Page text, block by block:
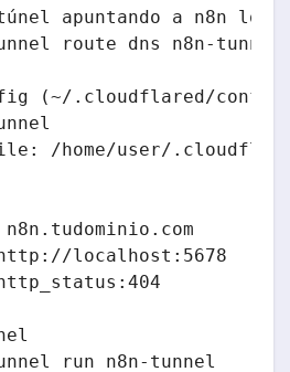
apuntando a n8n
route dns n8n-tunnel
(~/.cloudflared/
/home/user/
localhost:5678